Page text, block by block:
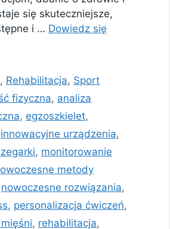
się skuteczniejsze,
i … Dowiedz się
, Rehabilitacja, Sport
fizyczna, analiza
, egzoszkielet,
innowacyjne urządzenia,
, monitorowanie
metody
nowoczesne rozwiązania,
, personalizacja ćwiczeń,
, rehabilitacja,